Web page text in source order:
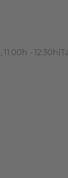
- 12:30h